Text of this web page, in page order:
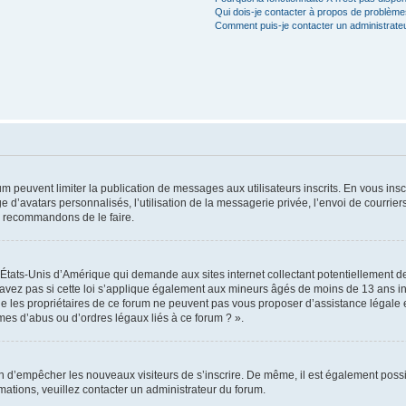
Qui dois-je contacter à propos de
Comment puis-je contacter un
peuvent limiter la publication de messages aux utilisateurs inscrits. En vous
personnalisés, l’utilisation de la messagerie privée, l’envoi de
recommandons de le faire.
Unis d’Amérique qui demande aux sites internet collectant
pas si cette loi s’applique également aux mineurs âgés de moins de 13
propriétaires de ce forum ne peuvent pas vous proposer d’assistance
d’abus ou d’ordres légaux liés à ce forum ? ».
les nouveaux visiteurs de s’inscrire. De même, il est également
veuillez contacter un administrateur du forum.